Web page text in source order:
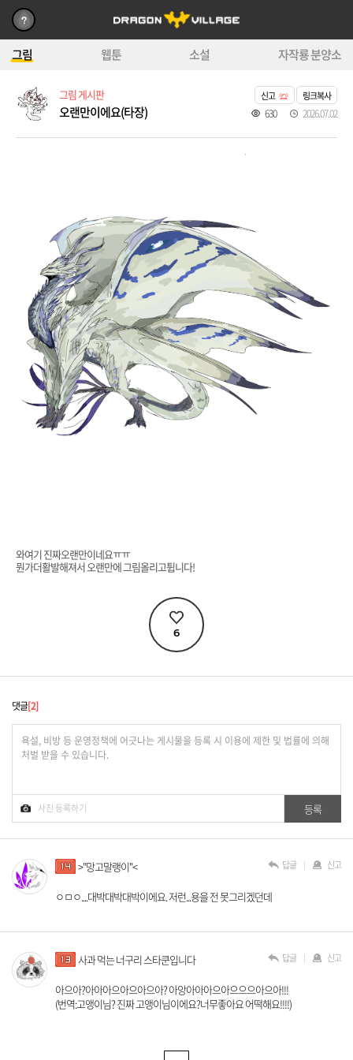
그림 웹툰 소설 자작룡 분양소
그림 게시판
오랜만이에요(타장)
신고 링크복사
630 2026.07.02
와여기 진짜오랜만이네요ㅠㅠ
뭔가더활발해져서 오랜만에 그림올리고튑니다!
6
댓글 2
>"망고말랭이"<
ㅇㅁㅇ....대박대박대박이에요. 저런...용을 전 못그리겠던데
답글 신고
사과 먹는 너구리 스타쿤입니다
아으아?아아아으아으아으아? 아앙아아아으아으으으아으아!!!
(번역:고앵이님? 진짜 고앵이님이에요?너무좋아요 어떡해요!!!!)
답글 신고